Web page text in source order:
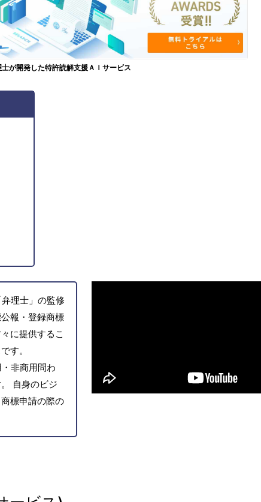
士が開発した特許読解支援ＡＩサービス
理士」の監修
報・登録商標
に提供するこ
す。
非商用問わ
自身のビジ
標申請の際の